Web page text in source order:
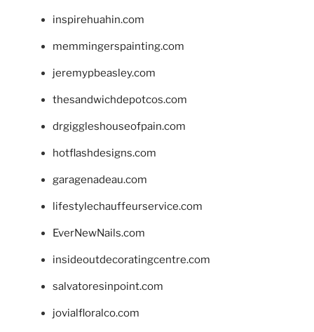
inspirehuahin.com
memmingerspainting.com
jeremypbeasley.com
thesandwichdepotcos.com
drgiggleshouseofpain.com
hotflashdesigns.com
garagenadeau.com
lifestylechauffeurservice.com
EverNewNails.com
insideoutdecoratingcentre.com
salvatoresinpoint.com
jovialfloralco.com